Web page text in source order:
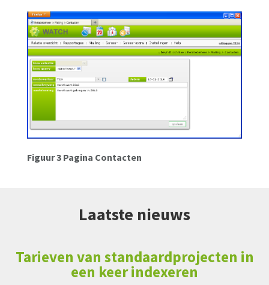
Figuur 3 Pagina Contacten
Laatste nieuws
Tarieven van standaardprojecten in
een keer indexeren